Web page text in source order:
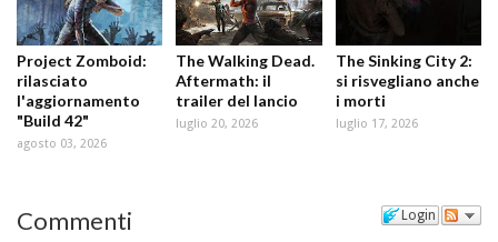
Project Zomboid:
rilasciato
l'aggiornamento
"Build 42"
agosto 03, 2026
The Walking Dead.
Aftermath: il
trailer del lancio
luglio 20, 2026
The Sinking City 2:
si risvegliano anche
i morti
luglio 17, 2026
Login
Commenti